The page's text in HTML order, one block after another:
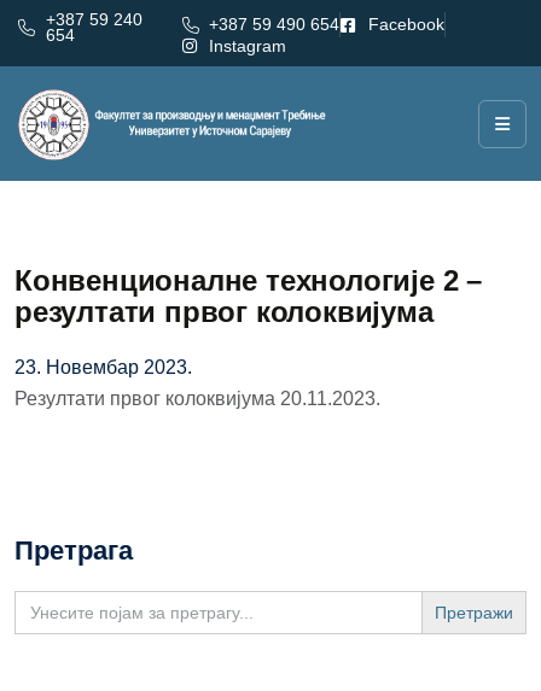
+387 59 240
654
+387 59 490 654
Facebook
Instagram
Конвенционалне технологије 2 –
резултати првог колоквијума
23. Новембар 2023.
Резултати првог колоквијума 20.11.2023.
Претрага
Search
for: